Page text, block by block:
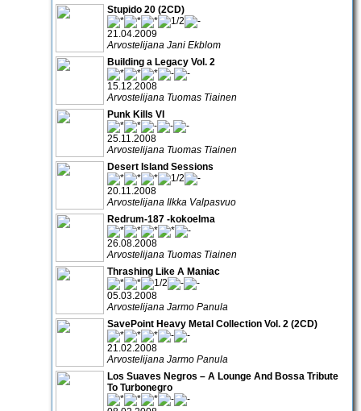
Stupido 20 (2CD)
21.04.2009
Arvostelijana Jani Ekblom
Building a Legacy Vol. 2
15.12.2008
Arvostelijana Tuomas Tiainen
Punk Kills VI
25.11.2008
Arvostelijana Tuomas Tiainen
Desert Island Sessions
20.11.2008
Arvostelijana Ilkka Valpasvuo
Redrum-187 -kokoelma
26.08.2008
Arvostelijana Tuomas Tiainen
Thrashing Like A Maniac
05.03.2008
Arvostelijana Jarmo Panula
SavePoint Heavy Metal Collection Vol. 2 (2CD)
21.02.2008
Arvostelijana Jarmo Panula
Los Suaves Negros – A Lounge And Bossa Tribute
To Turbonegro